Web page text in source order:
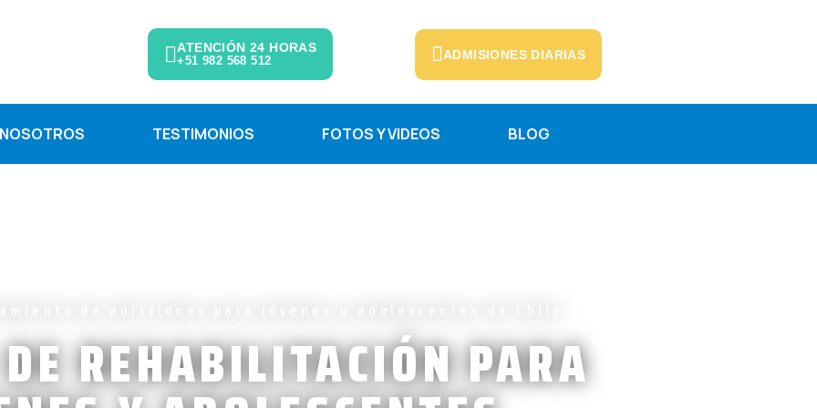
ATENCIÓN 24 HORAS
+51 982 568 512 ADMISIONES DIARIAS
NOSOTROS TESTIMONIOS FOTOS Y VIDEOS BLOG
REHABILITACIÓN PARA